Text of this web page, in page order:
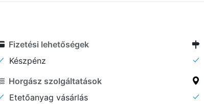
Fizetési lehetőségek
Készpénz
Horgász szolgáltatások
Etetőanyag vásárlás